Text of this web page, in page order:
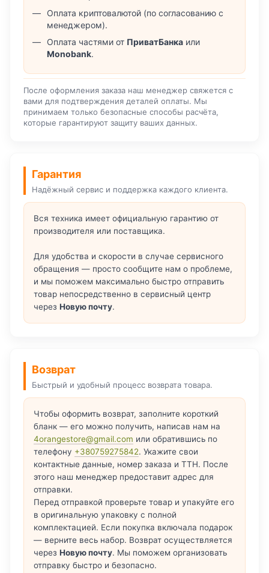
Оплата криптовалютой (по согласованию с
менеджером).
Оплата частями от ПриватБанка или
Monobank.
После оформления заказа наш менеджер свяжется с
вами для подтверждения деталей оплаты. Мы
принимаем только безопасные способы расчёта,
которые гарантируют защиту ваших данных.
Гарантия
Надёжный сервис и поддержка каждого клиента.
Вся техника имеет официальную гарантию от
производителя или поставщика.
Для удобства и скорости в случае сервисного
обращения — просто сообщите нам о проблеме,
и мы поможем максимально быстро отправить
товар непосредственно в сервисный центр
через Новую почту.
Возврат
Быстрый и удобный процесс возврата товара.
Чтобы оформить возврат, заполните короткий
бланк — его можно получить, написав нам на
4orangestore@gmail.com или обратившись по
телефону +380759275842. Укажите свои
контактные данные, номер заказа и ТТН. После
этого наш менеджер предоставит адрес для
отправки.
Перед отправкой проверьте товар и упакуйте его
в оригинальную упаковку с полной
комплектацией. Если покупка включала подарок
— верните весь набор. Возврат осуществляется
через Новую почту. Мы поможем организовать
отправку быстро и безопасно.